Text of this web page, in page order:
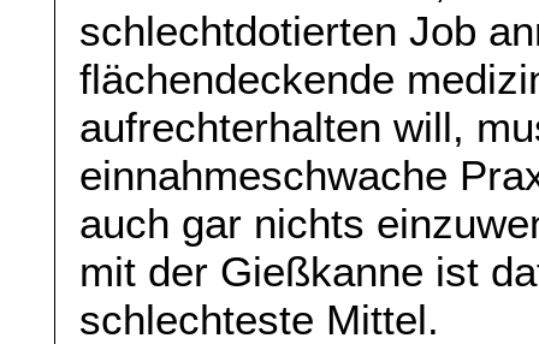
schlechtdotierten Job
flächendeckende
aufrechterhalten will,
einnahmeschwache
auch gar nichts
mit der Gießkanne ist
schlechteste Mittel.